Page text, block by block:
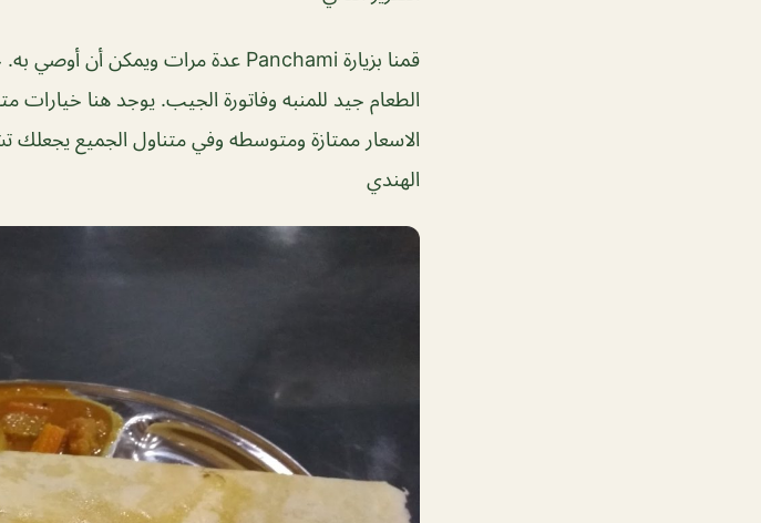
الطعام جيد للمنبه وفاتورة الجيب. يوجد هنا خيارات
الاسعار ممتازة ومتوسطه وفي متناول الجميع يجعلك
الهندي